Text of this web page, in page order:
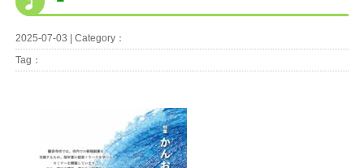
2025-07-03 | Category：
Tag：